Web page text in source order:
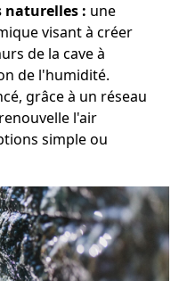
: une
visant à créer
de la cave à
de l'humidité.
grâce à un réseau
l'air
simple ou